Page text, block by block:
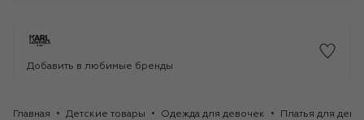
Добавить в любимые бренды
Главная Детские товары Одежда для девочек Платья для